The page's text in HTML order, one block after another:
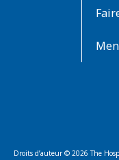
Droits d’auteur © 2026 The